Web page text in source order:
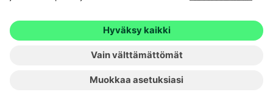
Verkkopalvelujen käytön edellytykset